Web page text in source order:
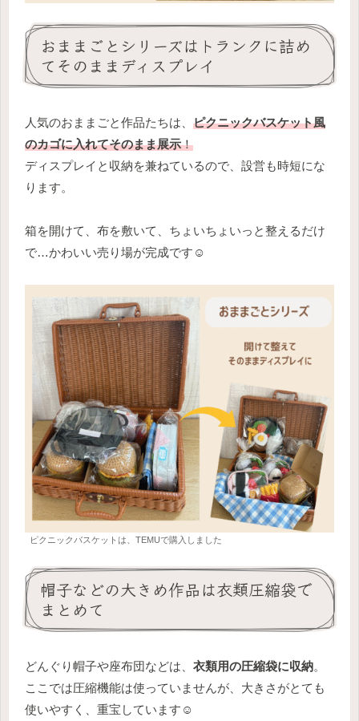
おままごとシリーズはトランクに詰め
てそのままディスプレイ
人気のおままごと作品たちは、 ピクニックバスケット風
のカゴに入れてそのまま展示！
ディスプレイと収納を兼ねているので、設営も時短にな
ります。
箱を開けて、布を敷いて、ちょいちょいっと整えるだけ
で…かわいい売り場が完成です☺️
ピクニックバスケットは、TEMUで購入しました
帽子などの大きめ作品は衣類圧縮袋で
まとめて
どんぐり帽子や座布団などは、 衣類用の圧縮袋に収納。
ここでは圧縮機能は使っていませんが、大きさがとても
使いやすく、重宝しています☺️